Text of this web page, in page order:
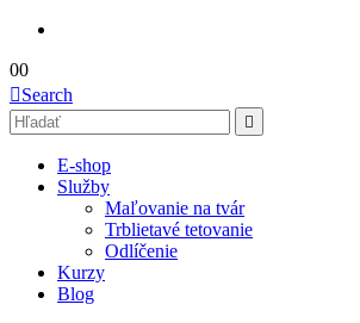
00
Search
E-shop
Služby
Maľovanie na tvár
Trblietavé tetovanie
Odlíčenie
Kurzy
Blog